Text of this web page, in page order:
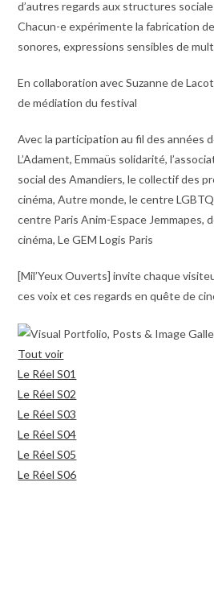
d’autres regards aux structures
Chacun-e expérimente la fabrication
sonores, expressions sensibles de
En collaboration avec Suzanne de
de médiation du festival
Avec la participation au fil des années
L’Adament, Emmaüs solidarité,
social des Amandiers, le collectif des
cinéma, Autre monde, le centre
centre Paris Anim-Espace Jemmapes,
cinéma, Le GEM Logis Paris
[Mil’Yeux Ouverts] invite chaque
ces voix et ces regards en quête de
Tout voir
Le Réel S01
Le Réel S02
Le Réel S03
Le Réel S04
Le Réel S05
Le Réel S06